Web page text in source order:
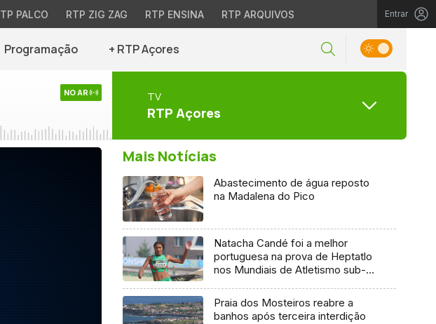
PALCO RTP ZIG ZAG RTP ENSINA RTP ARQUIVOS Entrar
Programação + RTP Açores
NO AR TV
RTP Açores
Mais Notícias
Abastecimento de água reposto
na Madalena do Pico
Natacha Candé foi a melhor
portuguesa na prova de Heptatlo
nos Mundiais de Atletismo sub-
Praia dos Mosteiros reabre a
banhos após terceira interdição